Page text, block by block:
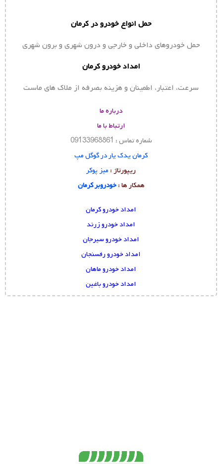
حمل انواع خودرو در کرمان
حمل خودروهای داخلی و خارجی و درون شهری و برون شهری
امداد خودرو کرمان
سرعت، اعتبار، اطمینان و هزینه بصرفه از ملاک های ماست
درباره ما
ارتباط با ما
شماره تماس : 09133968861
کرمان یدک یار در گوگل مپ
ریپورتاژ : میز پوکر
همکار ها :خودروبر کرمان
امداد خودرو کرمان
امداد خودرو زرند
امداد خودرو سیرجان
امداد خودرو رفسنجان
امداد خودرو ماهان
امداد خودرو باغین